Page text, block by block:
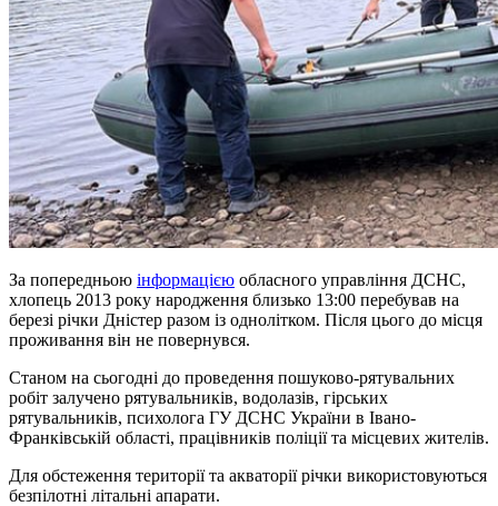
За попередньою інформацією обласного управління ДСНС,
хлопець 2013 року народження близько 13:00 перебував на
березі річки Дністер разом із однолітком. Після цього до місця
проживання він не повернувся.
Станом на сьогодні до проведення пошуково-рятувальних
робіт залучено рятувальників, водолазів, гірських
рятувальників, психолога ГУ ДСНС України в Івано-
Франківській області, працівників поліції та місцевих жителів.
Для обстеження території та акваторії річки використовуються
безпілотні літальні апарати.